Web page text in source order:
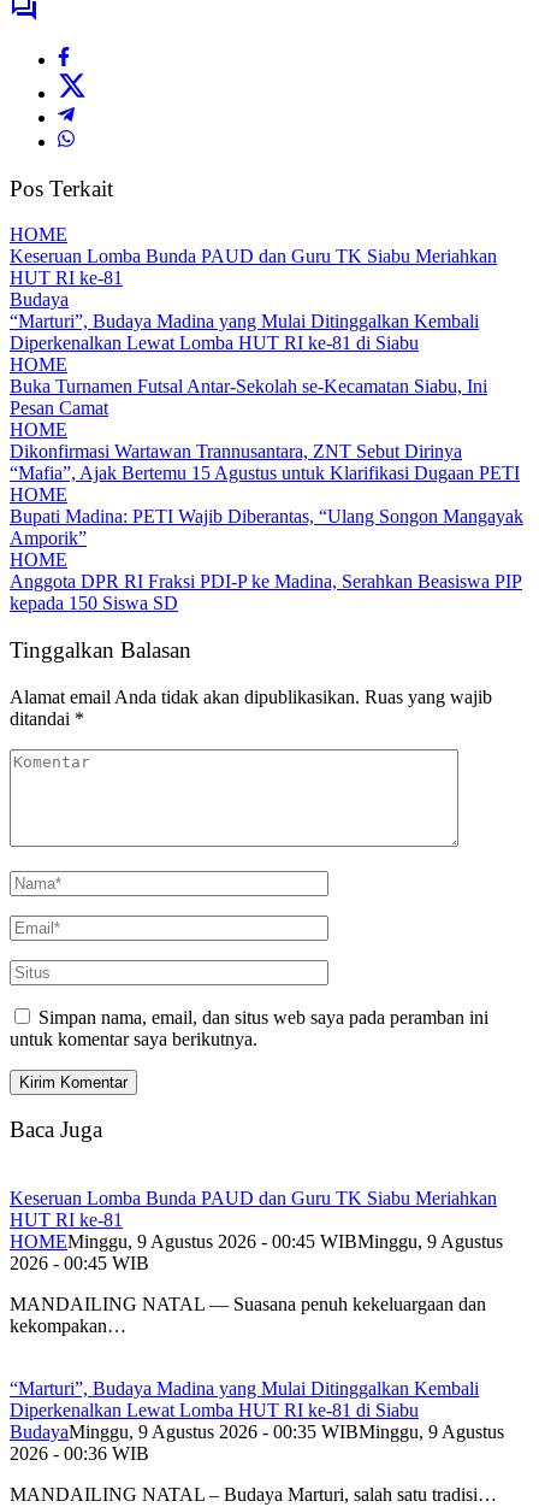
Pos Terkait
HOME
Keseruan Lomba Bunda PAUD dan Guru TK Siabu Meriahkan
HUT RI ke-81
Budaya
“Marturi”, Budaya Madina yang Mulai Ditinggalkan Kembali
Diperkenalkan Lewat Lomba HUT RI ke-81 di Siabu
HOME
Buka Turnamen Futsal Antar-Sekolah se-Kecamatan Siabu, Ini
Pesan Camat
HOME
Dikonfirmasi Wartawan Trannusantara, ZNT Sebut Dirinya
“Mafia”, Ajak Bertemu 15 Agustus untuk Klarifikasi Dugaan PETI
HOME
Bupati Madina: PETI Wajib Diberantas, “Ulang Songon Mangayak
Amporik”
HOME
Anggota DPR RI Fraksi PDI-P ke Madina, Serahkan Beasiswa PIP
kepada 150 Siswa SD
Tinggalkan Balasan
Alamat email Anda tidak akan dipublikasikan. Ruas yang wajib
ditandai *
Simpan nama, email, dan situs web saya pada peramban ini
untuk komentar saya berikutnya.
Baca Juga
Keseruan Lomba Bunda PAUD dan Guru TK Siabu Meriahkan
HUT RI ke-81
HOMEMinggu, 9 Agustus 2026 - 00:45 WIBMinggu, 9 Agustus
2026 - 00:45 WIB
MANDAILING NATAL — Suasana penuh kekeluargaan dan
kekompakan…
“Marturi”, Budaya Madina yang Mulai Ditinggalkan Kembali
Diperkenalkan Lewat Lomba HUT RI ke-81 di Siabu
BudayaMinggu, 9 Agustus 2026 - 00:35 WIBMinggu, 9 Agustus
2026 - 00:36 WIB
MANDAILING NATAL – Budaya Marturi, salah satu tradisi…